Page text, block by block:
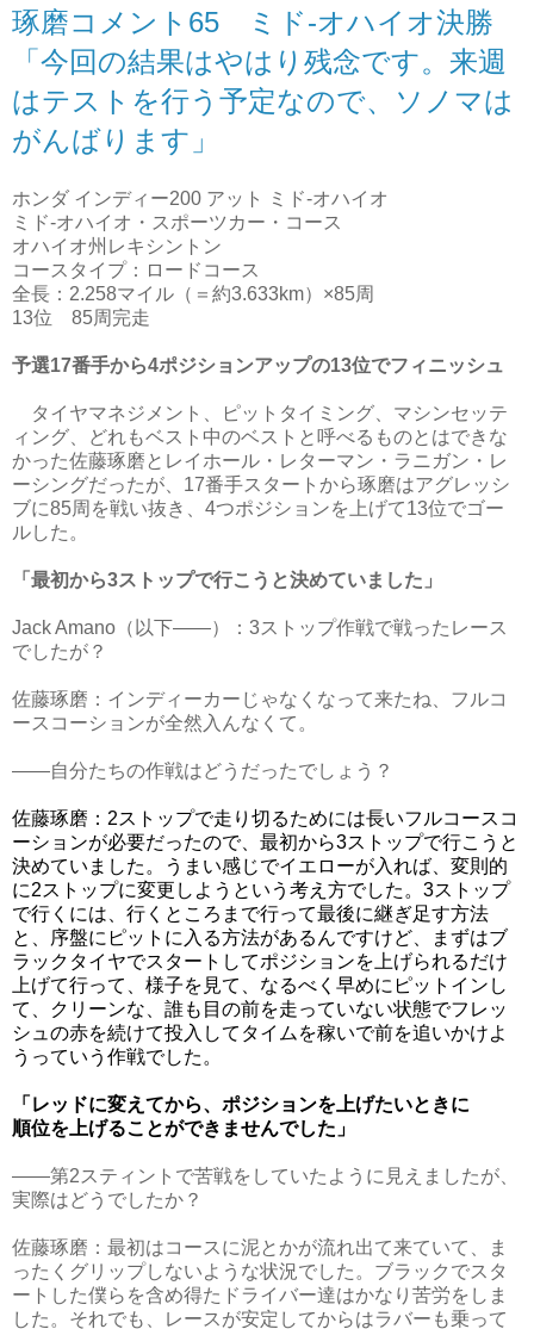
琢磨コメント65 ミド‐オハイオ決勝
「今回の結果はやはり残念です。来週
はテストを行う予定なので、ソノマは
がんばります」
ホンダ インディー200 アット ミド‐オハイオ
ミド‐オハイオ・スポーツカー・コース
オハイオ州レキシントン
コースタイプ：ロードコース
全長：2.258マイル（＝約3.633km）×85周
13位 85周完走
予選17番手から4ポジションアップの13位でフィニッシュ
タイヤマネジメント、ピットタイミング、マシンセッテ
ィング、どれもベスト中のベストと呼べるものとはできな
かった佐藤琢磨とレイホール・レターマン・ラニガン・レ
ーシングだったが、17番手スタートから琢磨はアグレッシ
ブに85周を戦い抜き、4つポジションを上げて13位でゴー
ルした。
「最初から3ストップで行こうと決めていました」
Jack Amano（以下――）：3ストップ作戦で戦ったレース
でしたが？
佐藤琢磨：インディーカーじゃなくなって来たね、フルコ
ースコーションが全然入んなくて。
――自分たちの作戦はどうだったでしょう？
佐藤琢磨：2ストップで走り切るためには長いフルコースコ
ーションが必要だったので、最初から3ストップで行こうと
決めていました。うまい感じでイエローが入れば、変則的
に2ストップに変更しようという考え方でした。3ストップ
で行くには、行くところまで行って最後に継ぎ足す方法
と、序盤にピットに入る方法があるんですけど、まずはブ
ラックタイヤでスタートしてポジションを上げられるだけ
上げて行って、様子を見て、なるべく早めにピットインし
て、クリーンな、誰も目の前を走っていない状態でフレッ
シュの赤を続けて投入してタイムを稼いで前を追いかけよ
うっていう作戦でした。
「レッドに変えてから、ポジションを上げたいときに
順位を上げることができませんでした」
――第2スティントで苦戦をしていたように見えましたが、
実際はどうでしたか？
佐藤琢磨：最初はコースに泥とかが流れ出て来ていて、ま
ったくグリップしないような状況でした。ブラックでスタ
ートした僕らを含め得たドライバー達はかなり苦労をしま
した。それでも、レースが安定してからはラバーも乗って